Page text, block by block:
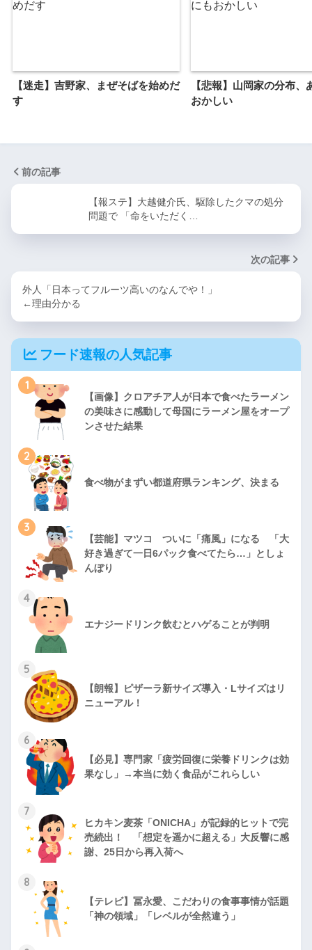
【迷走】吉野家、まぜそばを始めだ
す
【悲報】山岡家の分布、
おかしい
前の記事
【報ステ】大越健介氏、駆除したクマの処分
問題で 「命をいただく…
次の記事
外人「日本ってフルーツ高いのなんでや！」
←理由分かる
フード速報の人気記事
1
【画像】クロアチア人が日本で食べたラーメン
の美味さに感動して母国にラーメン屋をオープ
ンさせた結果
2
食べ物がまずい都道府県ランキング、決まる
3
【芸能】マツコ ついに「痛風」になる 「大
好き過ぎて一日6パック食べてたら…」としょ
んぼり
4
エナジードリンク飲むとハゲることが判明
5
【朗報】ピザーラ新サイズ導入・Lサイズはリ
ニューアル！
6
【必見】専門家「疲労回復に栄養ドリンクは効
果なし」→本当に効く食品がこれらしい
7
ヒカキン麦茶「ONICHA」が記録的ヒットで完
売続出！ 「想定を遥かに超える」大反響に感
謝、25日から再入荷へ
8
【テレビ】冨永愛、こだわりの食事事情が話題
「神の領域」「レベルが全然違う」